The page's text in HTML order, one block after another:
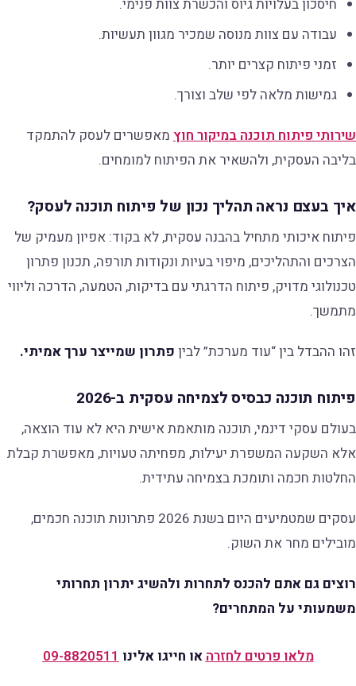
חיסכון בעלויות גיוס והכשרת צוות פנימי.
עבודה עם צוות מנוסה שמכיר מגוון תעשיות.
זמני פיתוח קצרים יותר.
גמישות מלאה לפי שלב וצורך.
שירותי פיתוח תוכנה במיקור חוץ מאפשרים לעסק להתמקד
בליבה העסקית, ולהשאיר את הפיתוח למומחים.
איך בעצם נראה תהליך נכון של פיתוח תוכנה לעסק?
פיתוח איכותי מתחיל בהבנה עסקית, לא בקוד: אפיון מעמיק של
הצרכים והתהליכים, מיפוי בעיות ונקודות תורפה, תכנון פתרון
טכנולוגי מדויק, פיתוח הדרגתי עם בדיקות, הטמעה, הדרכה וליווי
מתמשך.
זהו ההבדל בין “עוד מערכת” לבין פתרון שמייצר ערך אמיתי.
פיתוח תוכנה כבסיס לצמיחה עסקית ב-2026
בעולם עסקי דינמי, תוכנה מותאמת אישית היא לא עוד הוצאה,
אלא השקעה המשפרת יעילות, מפחיתה טעויות, מאפשרת קבלת
החלטות חכמה ותומכת בצמיחה עתידית.
עסקים שמטמיעים היום בשנת 2026 פתרונות תוכנה חכמים,
מובילים מחר את השוק.
רוצים גם אתם להכנס לתחרות ולהשיג יתרון תחרותי
משמעותי על המתחרים?
מלאו פרטים לחזרהאו חייגו אלינו09-8820511